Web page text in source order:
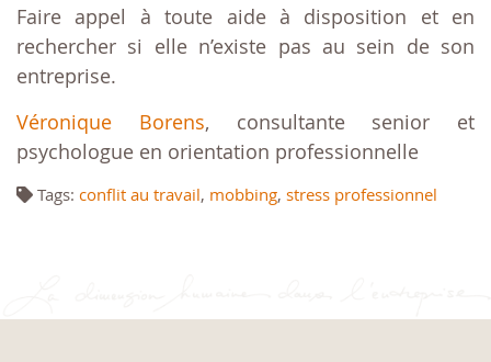
Faire appel à toute aide à disposition et en
rechercher si elle n’existe pas au sein de son
entreprise.
Véronique Borens, consultante senior et
psychologue en orientation professionnelle
Tags: conflit au travail, mobbing, stress professionnel